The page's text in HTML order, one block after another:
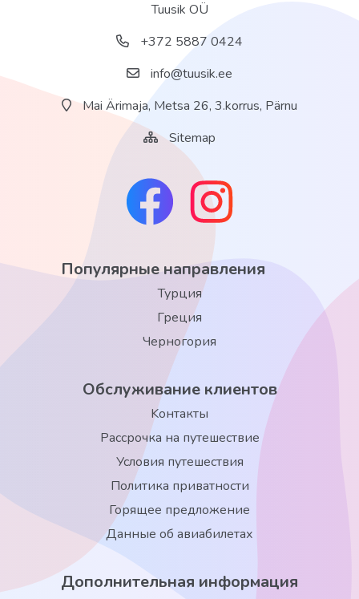
Популярные направления
Турция
Греция
Черногория
Обслуживание клиентов
Kонтакты
Рассрочка на путешествие
Условия путешествия
Политика приватности
Горящее предложение
Данные об авиабилетах
Дополнительная информация
Tuusik OÜ
+372 5887 0424
info@tuusik.ee
Mai Ärimaja, Metsa 26, 3.korrus, Pärnu
Sitemap